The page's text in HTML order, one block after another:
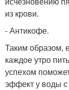
из крови.
- Антикофе.
Таким образом,
каждое утро
успехом
эффект у воды